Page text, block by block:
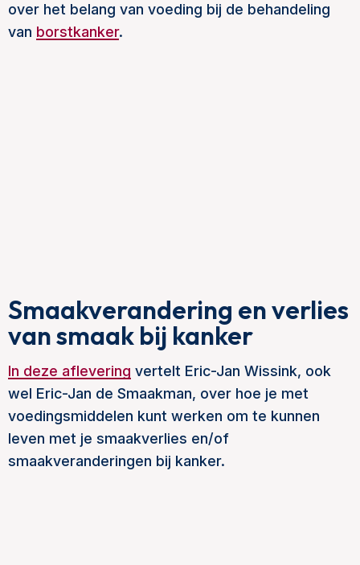
over het belang van voeding bij de behandeling
van borstkanker.
Smaakverandering en verlies
van smaak bij kanker
In deze aflevering vertelt Eric-Jan Wissink, ook
wel Eric-Jan de Smaakman, over hoe je met
voedingsmiddelen kunt werken om te kunnen
leven met je smaakverlies en/of
smaakveranderingen bij kanker.